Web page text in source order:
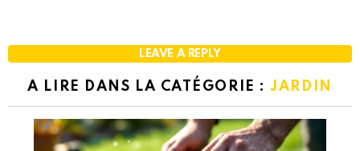
LEAVE A REPLY
A LIRE DANS LA CATÉGORIE :JARDIN